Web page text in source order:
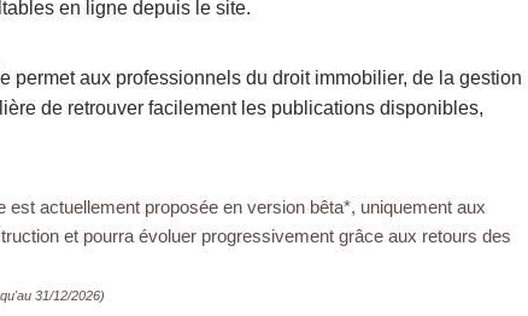
en ligne depuis le site.
permet aux professionnels du droit immobilier, de la gestion
de retrouver facilement les publications disponibles,
est actuellement proposée en version bêta*, uniquement aux
et pourra évoluer progressivement grâce aux retours des
31/12/2026)